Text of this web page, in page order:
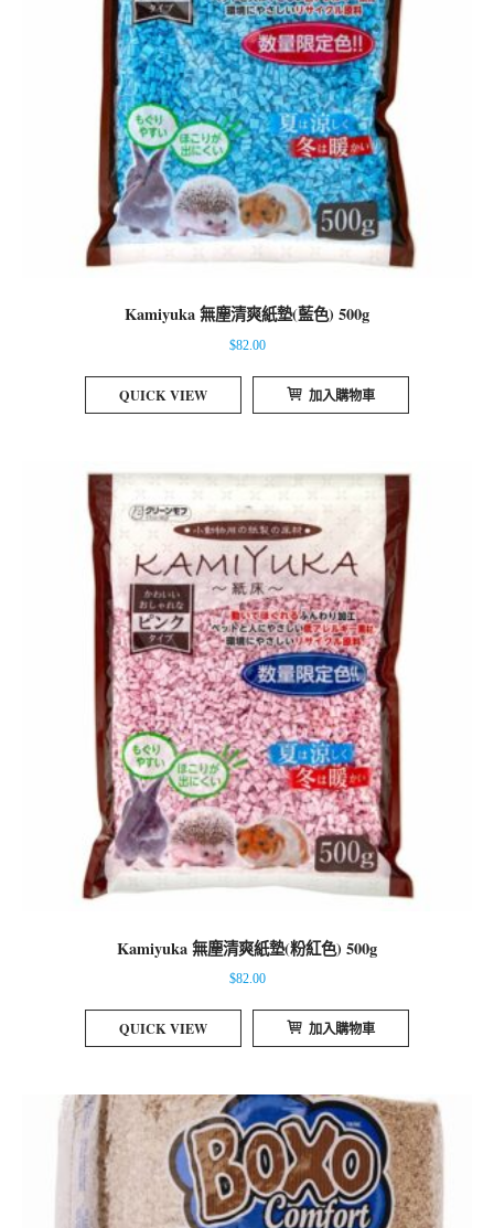
Kamiyuka 無塵清爽紙墊(藍色) 500g
$82.00
QUICK VIEW 加入購物車
Kamiyuka 無塵清爽紙墊(粉紅色) 500g
$82.00
QUICK VIEW 加入購物車